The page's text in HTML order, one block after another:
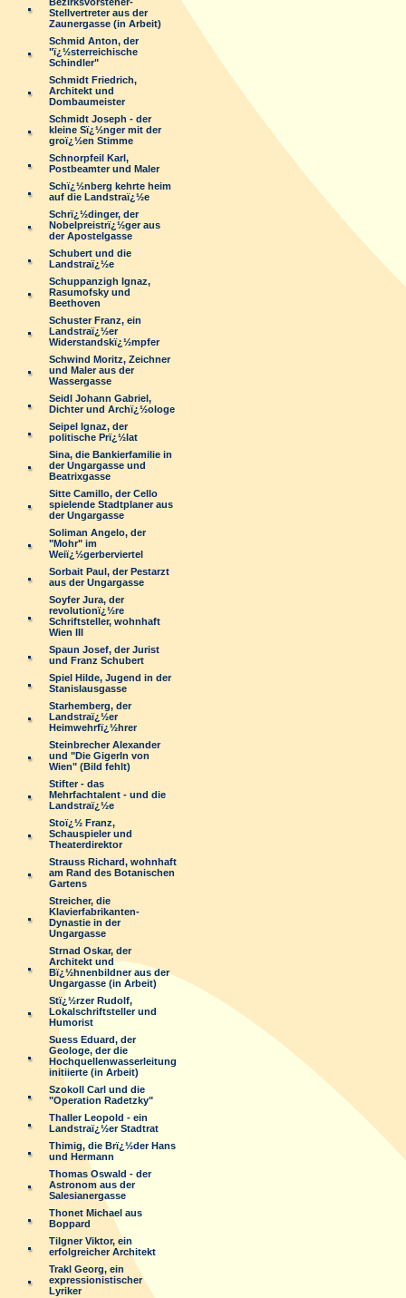
Stellvertreter aus der
Zaunergasse (in Arbeit)
Schmid Anton, der
"ï¿½sterreichische
Schindler"
Schmidt Friedrich,
Architekt und
Dombaumeister
Schmidt Joseph - der
kleine Sï¿½nger mit der
groï¿½en Stimme
Schnorpfeil Karl,
Postbeamter und Maler
Schï¿½nberg kehrte heim
auf die Landstraï¿½e
Schrï¿½dinger, der
Nobelpreistrï¿½ger aus
der Apostelgasse
Schubert und die
Landstraï¿½e
Schuppanzigh Ignaz,
Rasumofsky und
Beethoven
Schuster Franz, ein
Landstraï¿½er
Widerstandskï¿½mpfer
Schwind Moritz, Zeichner
und Maler aus der
Wassergasse
Seidl Johann Gabriel,
Dichter und Archï¿½ologe
Seipel Ignaz, der
politische Prï¿½lat
Sina, die Bankierfamilie in
der Ungargasse und
Beatrixgasse
Sitte Camillo, der Cello
spielende Stadtplaner aus
der Ungargasse
Soliman Angelo, der
"Mohr" im
Weiï¿½gerberviertel
Sorbait Paul, der Pestarzt
aus der Ungargasse
Soyfer Jura, der
revolutionï¿½re
Schriftsteller, wohnhaft
Wien III
Spaun Josef, der Jurist
und Franz Schubert
Spiel Hilde, Jugend in der
Stanislausgasse
Starhemberg, der
Landstraï¿½er
Heimwehrfï¿½hrer
Steinbrecher Alexander
und "Die Gigerln von
Wien" (Bild fehlt)
Stifter - das
Mehrfachtalent - und die
Landstraï¿½e
Stoï¿½ Franz,
Schauspieler und
Theaterdirektor
Strauss Richard, wohnhaft
am Rand des Botanischen
Gartens
Streicher, die
Klavierfabrikanten-
Dynastie in der
Ungargasse
Strnad Oskar, der
Architekt und
Bï¿½hnenbildner aus der
Ungargasse (in Arbeit)
Stï¿½rzer Rudolf,
Lokalschriftsteller und
Humorist
Suess Eduard, der
Geologe, der die
Hochquellenwasserleitung
initiierte (in Arbeit)
Szokoll Carl und die
"Operation Radetzky"
Thaller Leopold - ein
Landstraï¿½er Stadtrat
Thimig, die Brï¿½der Hans
und Hermann
Thomas Oswald - der
Astronom aus der
Salesianergasse
Thonet Michael aus
Boppard
Tilgner Viktor, ein
erfolgreicher Architekt
Trakl Georg, ein
expressionistischer
Lyriker